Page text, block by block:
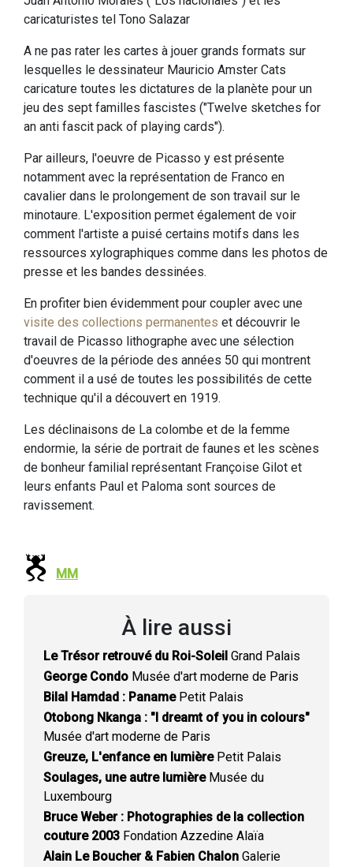
caricaturistes tel Tono Salazar
A ne pas rater les cartes à jouer grands formats sur
lesquelles le dessinateur Mauricio Amster Cats
caricature toutes les dictatures de la planète pour un
jeu des sept familles fascistes ("Twelve sketches for
an anti fascit pack of playing cards").
Par ailleurs, l'oeuvre de Picasso y est présente
notamment avec la représentation de Franco en
cavalier dans le prolongement de son travail sur le
minotaure. L'exposition permet également de voir
comment l'artiste a puisé certains motifs dans les
ressources xylographiques comme dans les photos de
presse et les bandes dessinées.
En profiter bien évidemment pour coupler avec une
visite des collections permanentes et découvrir le
travail de Picasso lithographe avec une sélection
d'oeuvres de la période des années 50 qui montrent
comment il a usé de toutes les possibilités de cette
technique qu'il a découvert en 1919.
Les déclinaisons de La colombe et de la femme
endormie, la série de portrait de faunes et les scènes
de bonheur familial représentant Françoise Gilot et
leurs enfants Paul et Paloma sont sources de
ravissement.
MM
À lire aussi
Le Trésor retrouvé du Roi-Soleil Grand Palais
George Condo Musée d'art moderne de Paris
Bilal Hamdad : PanamePetit Palais
Otobong Nkanga : "I dreamt of you in colours"
Musée d'art moderne de Paris
Greuze, L'enfance en lumièrePetit Palais
Soulages, une autre lumièreMusée du
Luxembourg
Bruce Weber : Photographies de la collection
couture 2003 Fondation Azzedine Alaïa
Alain Le Boucher & Fabien Chalon Galerie